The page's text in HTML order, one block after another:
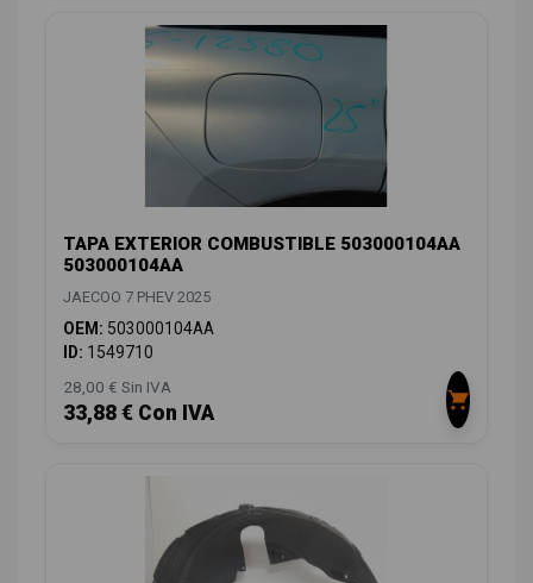
TAPA EXTERIOR COMBUSTIBLE 503000104AA
503000104AA
JAECOO 7 PHEV 2025
OEM: 503000104AA
ID: 1549710
28,00 € Sin IVA
33,88 € Con IVA